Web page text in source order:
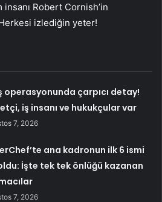
insanı Robert Cornish’in
izlediğin yeter!
operasyonunda çarpıcı detay!
iş insanı ve hukukçular var
7, 2026
ana kadronun ilk 6 ismi
İşte tek tek önlüğü kazanan
7, 2026